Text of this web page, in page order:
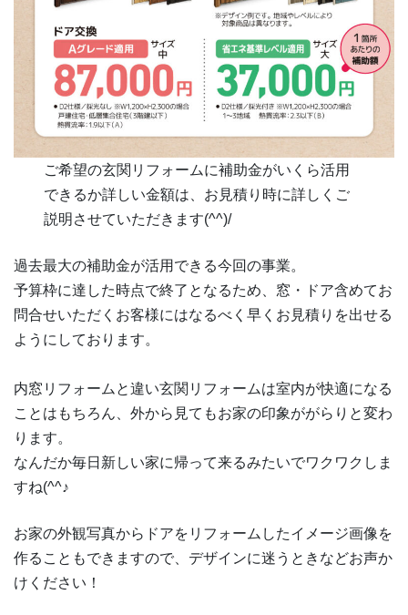
ご希望の玄関リフォームに補助金がいくら活用
できるか詳しい金額は、お見積り時に詳しくご
説明させていただきます(^^)/
過去最大の補助金が活用できる今回の事業。
予算枠に達した時点で終了となるため、窓・ドア含めてお
問合せいただくお客様にはなるべく早くお見積りを出せる
ようにしております。
内窓リフォームと違い玄関リフォームは室内が快適になる
ことはもちろん、外から見てもお家の印象ががらりと変わ
ります。
なんだか毎日新しい家に帰って来るみたいでワクワクしま
すね(^^♪
お家の外観写真からドアをリフォームしたイメージ画像を
作ることもできますので、デザインに迷うときなどお声か
けください！